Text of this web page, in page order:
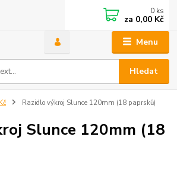
Menu
Hledat
0 ks
za 0,00 Kč
Razidlo výkroj Slunce 120mm (18 paprsků)
Slunce 120mm (18